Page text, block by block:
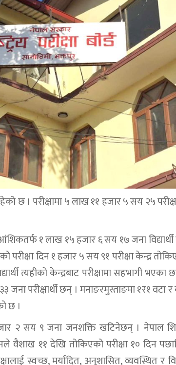
छ । परीक्षामा ५ लाख ११ हजार ५ सय २५
१ लाख १५ हजार ६ सय १७ जना
परीक्षा दिन १ हजार ५ सय ९१ परीक्षा केन्द्र
त्यहीको केन्द्रबाट परीक्षामा सहभागी
परीक्षार्थी छन् । मनाङरमुस्ताङमा १र१ वटा
छ ।
२ सय ९ जना जनशक्ति खटिनेछन् । नेपाल
११ देखि तोकिएको परीक्षा १० दिन
स्वच्छ, मर्यादित, अनुशासित, व्यवस्थित र